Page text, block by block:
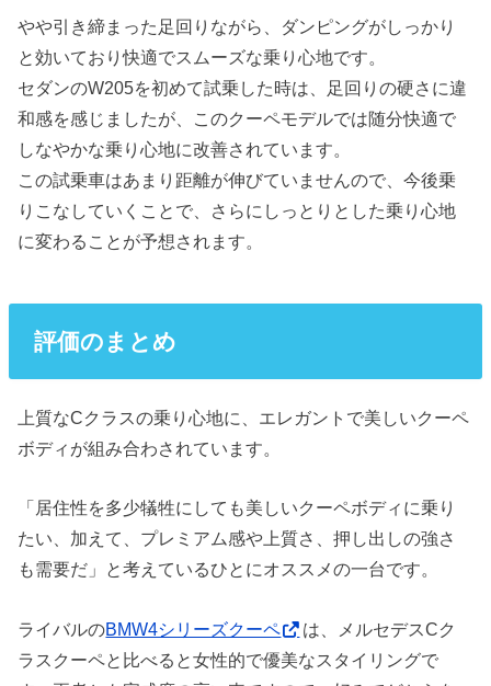
やや引き締まった足回りながら、ダンピングがしっかり
と効いており快適でスムーズな乗り心地です。
セダンのW205を初めて試乗した時は、足回りの硬さに違
和感を感じましたが、このクーペモデルでは随分快適で
しなやかな乗り心地に改善されています。
この試乗車はあまり距離が伸びていませんので、今後乗
りこなしていくことで、さらにしっとりとした乗り心地
に変わることが予想されます。
評価のまとめ
上質なCクラスの乗り心地に、エレガントで美しいクーペ
ボディが組み合わされています。
「居住性を多少犠牲にしても美しいクーペボディに乗り
たい、加えて、プレミアム感や上質さ、押し出しの強さ
も需要だ」と考えているひとにオススメの一台です。
ライバルのBMW4シリーズクーペ
は、メルセデスCク
ラスクーペと比べると女性的で優美なスタイリングで